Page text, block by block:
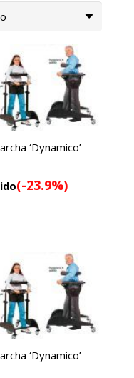
alto
‘Dynamico’-
(-23.9%)
‘Dynamico’-